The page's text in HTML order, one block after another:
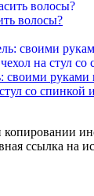
волосы?
своими
со спинкой
ссылка на